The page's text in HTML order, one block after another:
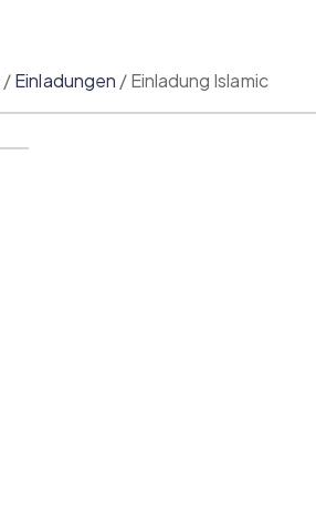
/Einladungen /Einladung Islamic